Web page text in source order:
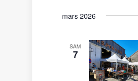
mars 2026
SAM
7